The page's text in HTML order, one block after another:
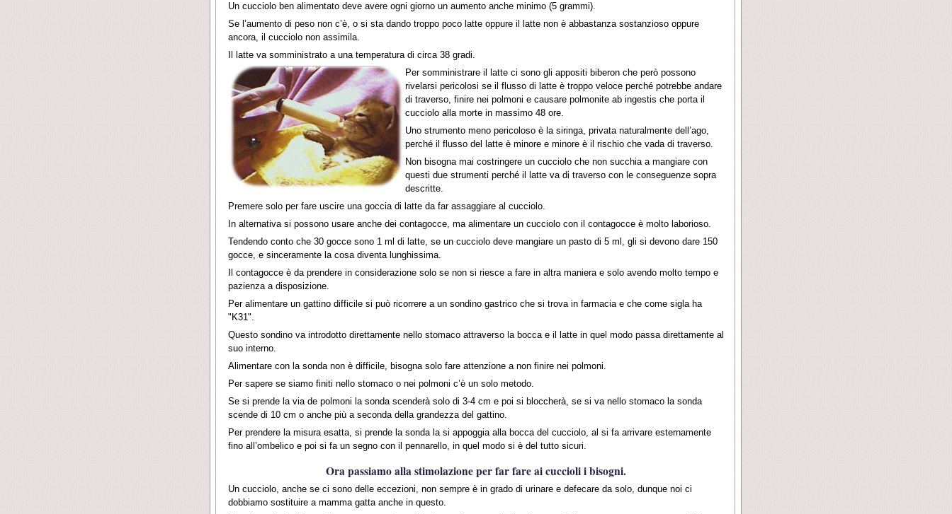
Un cucciolo ben alimentato deve avere ogni giorno un aumento anche minimo (5 grammi).
Se l’aumento di peso non c’è, o si sta dando troppo poco latte oppure il latte non è abbastanza sostanzioso oppure
ancora, il cucciolo non assimila.
Il latte va somministrato a una temperatura di circa 38 gradi.
Per somministrare il latte ci sono gli appositi biberon che però possono
rivelarsi pericolosi se il flusso di latte è troppo veloce perché potrebbe andare
di traverso, finire nei polmoni e causare polmonite ab ingestis che porta il
cucciolo alla morte in massimo 48 ore.
Uno strumento meno pericoloso è la siringa, privata naturalmente dell’ago,
perché il flusso del latte è minore e minore è il rischio che vada di traverso.
Non bisogna mai costringere un cucciolo che non succhia a mangiare con
questi due strumenti perché il latte va di traverso con le conseguenze sopra
descritte.
Premere solo per fare uscire una goccia di latte da far assaggiare al cucciolo.
In alternativa si possono usare anche dei contagocce, ma alimentare un cucciolo con il contagocce è molto laborioso.
Tendendo conto che 30 gocce sono 1 ml di latte, se un cucciolo deve mangiare un pasto di 5 ml, gli si devono dare 150
gocce, e sinceramente la cosa diventa lunghissima.
Il contagocce è da prendere in considerazione solo se non si riesce a fare in altra maniera e solo avendo molto tempo e
pazienza a disposizione.
Per alimentare un gattino difficile si può ricorrere a un sondino gastrico che si trova in farmacia e che come sigla ha
"K31".
Questo sondino va introdotto direttamente nello stomaco attraverso la bocca e il latte in quel modo passa direttamente al
suo interno.
Alimentare con la sonda non è difficile, bisogna solo fare attenzione a non finire nei polmoni.
Per sapere se siamo finiti nello stomaco o nei polmoni c’è un solo metodo.
Se si prende la via de polmoni la sonda scenderà solo di 3-4 cm e poi si bloccherà, se si va nello stomaco la sonda
scende di 10 cm o anche più a seconda della grandezza del gattino.
Per prendere la misura esatta, si prende la sonda la si appoggia alla bocca del cucciolo, al si fa arrivare esternamente
fino all’ombelico e poi si fa un segno con il pennarello, in quel modo si è del tutto sicuri.
Ora passiamo alla stimolazione per far fare ai cuccioli i bisogni.
Un cucciolo, anche se ci sono delle eccezioni, non sempre è in grado di urinare e defecare da solo, dunque noi ci
dobbiamo sostituire a mamma gatta anche in questo.